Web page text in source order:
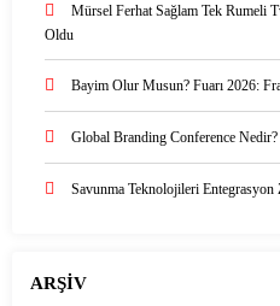
Mürsel Ferhat Sağlam Tek Rumeli
Oldu
Bayim Olur Musun? Fuarı 2026:
Global Branding Conference
Savunma Teknolojileri Entegrasyon
ARŞİV